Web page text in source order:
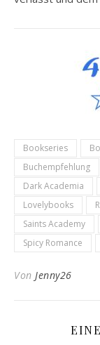
Bookseries
Buchempfehlung
Dark Academia
Lovelybooks
Saints Academy
Spicy Romance
Von Jenny26